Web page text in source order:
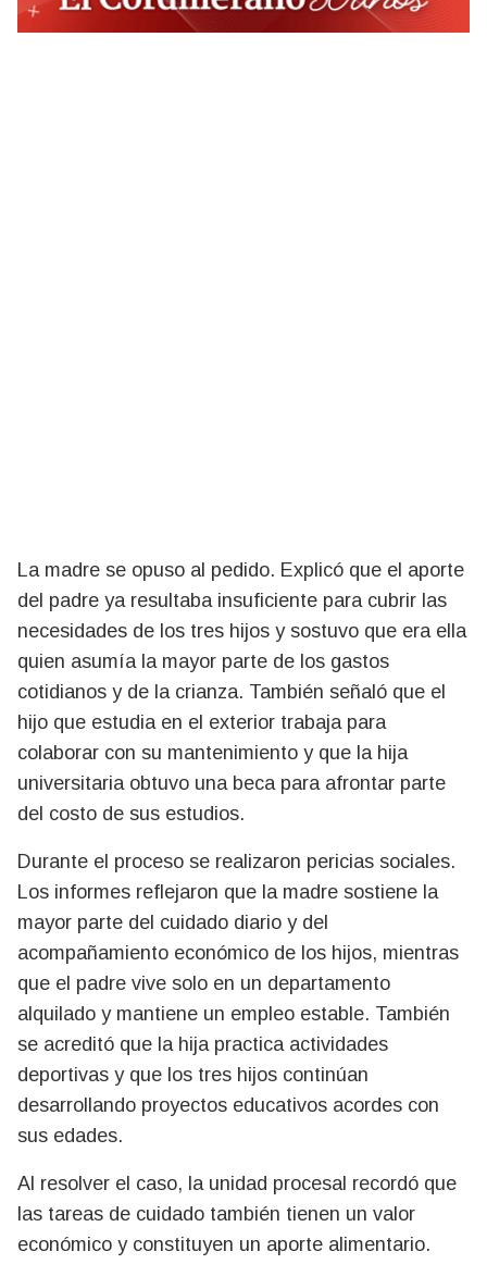
La madre se opuso al pedido. Explicó que el aporte
del padre ya resultaba insuficiente para cubrir las
necesidades de los tres hijos y sostuvo que era ella
quien asumía la mayor parte de los gastos
cotidianos y de la crianza. También señaló que el
hijo que estudia en el exterior trabaja para
colaborar con su mantenimiento y que la hija
universitaria obtuvo una beca para afrontar parte
del costo de sus estudios.
Durante el proceso se realizaron pericias sociales.
Los informes reflejaron que la madre sostiene la
mayor parte del cuidado diario y del
acompañamiento económico de los hijos, mientras
que el padre vive solo en un departamento
alquilado y mantiene un empleo estable. También
se acreditó que la hija practica actividades
deportivas y que los tres hijos continúan
desarrollando proyectos educativos acordes con
sus edades.
Al resolver el caso, la unidad procesal recordó que
las tareas de cuidado también tienen un valor
económico y constituyen un aporte alimentario.